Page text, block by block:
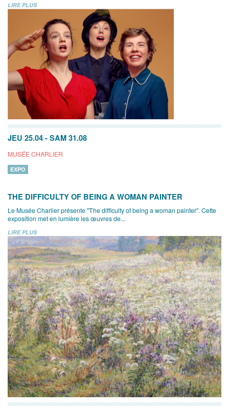
LIRE PLUS
JEU 25.04 - SAM 31.08
MUSÉE CHARLIER
EXPO
THE DIFFICULTY OF BEING A WOMAN PAINTER
Le Musée Charlier présente "The difficulty of being a woman painter". Cette
exposition met en lumière les œuvres de...
LIRE PLUS